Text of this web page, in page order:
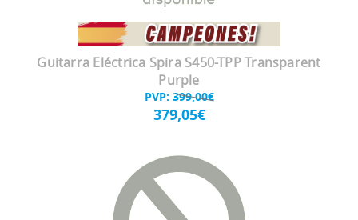
Guitarra Eléctrica Spira S450-TPP Transparent
Purple
PVP: 399,00€
379,05€